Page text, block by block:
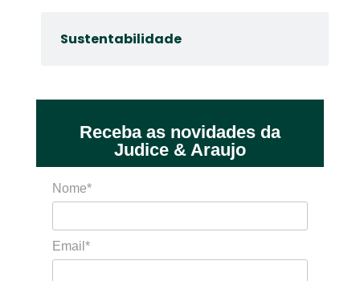
Sustentabilidade
Receba as novidades da
Judice & Araujo
Nome*
Email*